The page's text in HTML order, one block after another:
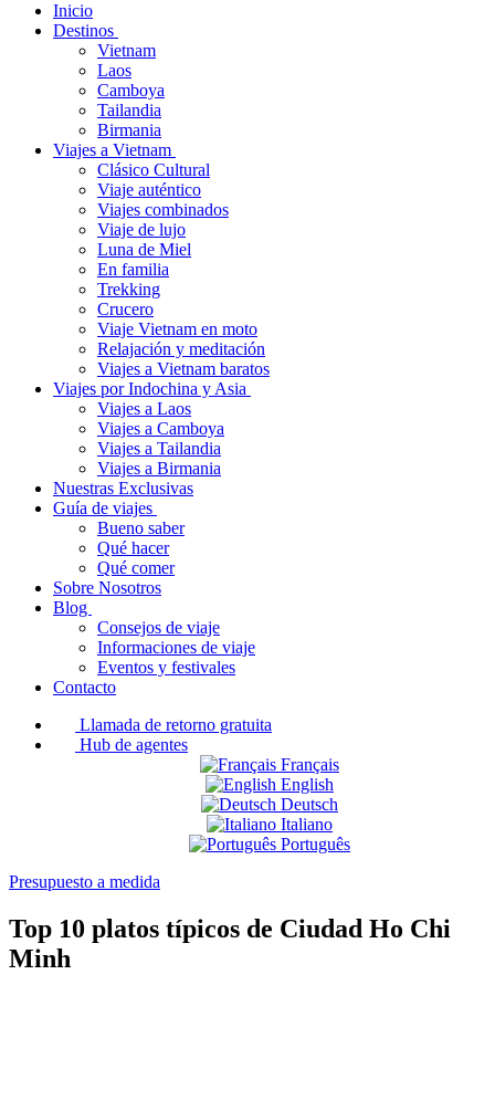
Inicio
Destinos
Vietnam
Laos
Camboya
Tailandia
Birmania
Viajes a Vietnam
Clásico Cultural
Viaje auténtico
Viajes combinados
Viaje de lujo
Luna de Miel
En familia
Trekking
Crucero
Viaje Vietnam en moto
Relajación y meditación
Viajes a Vietnam baratos
Viajes por Indochina y Asia
Viajes a Laos
Viajes a Camboya
Viajes a Tailandia
Viajes a Birmania
Nuestras Exclusivas
Guía de viajes
Bueno saber
Qué hacer
Qué comer
Sobre Nosotros
Blog
Consejos de viaje
Informaciones de viaje
Eventos y festivales
Contacto
Llamada de retorno gratuita
Hub de agentes
Français
English
Deutsch
Italiano
Português
Presupuesto a medida
Top 10 platos típicos de Ciudad Ho Chi
Minh